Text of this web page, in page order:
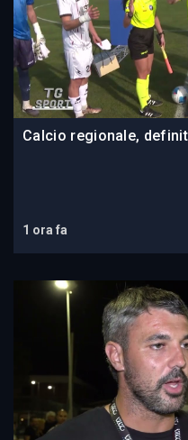
Calcio regionale,
1 ora fa